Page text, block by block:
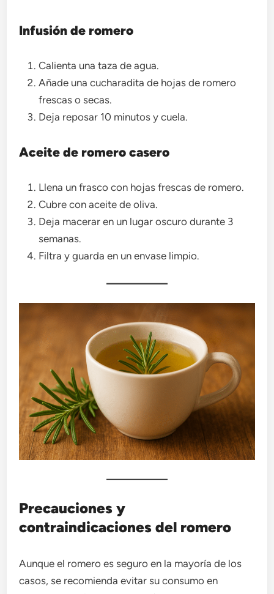
Infusión de romero
Calienta una taza de agua.
Añade una cucharadita de hojas de romero
frescas o secas.
Deja reposar 10 minutos y cuela.
Aceite de romero casero
Llena un frasco con hojas frescas de romero.
Cubre con aceite de oliva.
Deja macerar en un lugar oscuro durante 3
semanas.
Filtra y guarda en un envase limpio.
Precauciones y
contraindicaciones del romero
Aunque el romero es seguro en la mayoría de los
casos, se recomienda evitar su consumo en